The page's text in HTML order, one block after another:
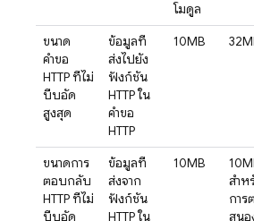
โมดูล
ขนาด
คำขอ
HTTP ที่ไม่
บีบอัด
สูงสุด
ข้อมูลที่
ส่งไปยัง
ฟังก์ชัน
HTTP ใน
คำขอ
HTTP
10MB
ขนาดการ
ตอบกลับ
HTTP ที่ไม่
บีบอัด
ข้อมูลที่
ส่งจาก
ฟังก์ชัน
HTTP ใน
10MB
สำห
การ
สนอ